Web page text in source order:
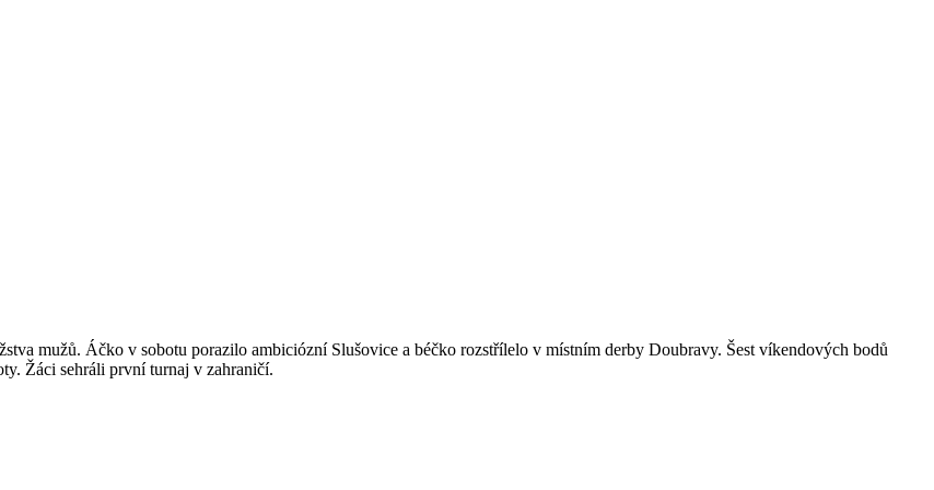
mužů. Áčko v sobotu porazilo ambiciózní Slušovice a béčko rozstřílelo v místním derby Doubravy. Šest víkendových bodů
Žáci sehráli první turnaj v zahraničí.